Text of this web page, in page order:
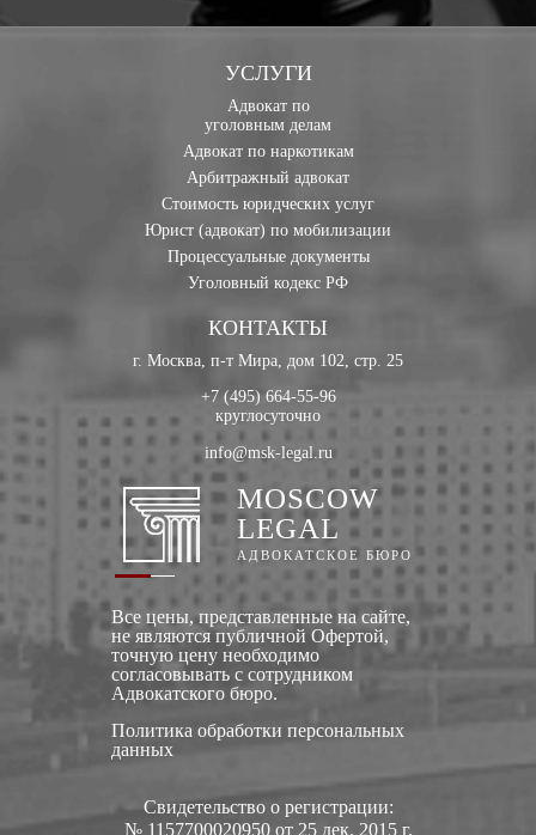
MOSCOW
LEGAL
АДВОКАТСКОЕ БЮРО
Все цены, представленные на сайте,
не являются публичной Офертой,
точную цену необходимо
согласовывать с сотрудником
Адвокатского бюро.
Политика обработки персональных
данных
Свидетельство о регистрации:
№ 1157700020950 от 25 дек. 2015 г.
УСЛУГИ
Адвокат по
уголовным делам
Адвокат по наркотикам
Арбитражный адвокат
Стоимость юридческих услуг
Юрист (адвокат) по мобилизации
Процессуальные документы
Уголовный кодекс РФ
КОНТАКТЫ
г. Москва, п-т Мира, дом 102, стр. 25
+7 (495) 664-55-96
круглосуточно
info@msk-legal.ru